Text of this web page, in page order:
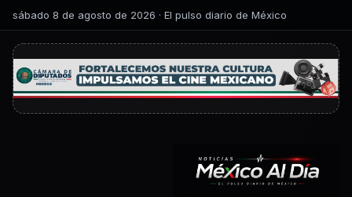
sábado 8 de agosto de 2026 · El pulso diario de México